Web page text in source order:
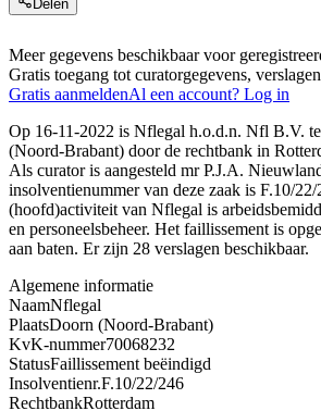
Delen
Meer gegevens beschikbaar voor
Gratis toegang tot curatorgegevens,
Gratis aanmeldenAl een account? Log in
Op 16-11-2022 is Nflegal h.o.d.n. Nfl B.V.
(Noord-Brabant) door de rechtbank in
Als curator is aangesteld mr P.J.A.
insolventienummer van deze zaak is F.10/
(hoofd)activiteit van Nflegal is
en personeelsbeheer. Het faillissement is
aan baten. Er zijn 28 verslagen beschikbaar.
Algemene informatie
NaamNflegal
PlaatsDoorn (Noord-Brabant)
KvK-nummer70068232
StatusFaillissement beëindigd
Insolventienr.F.10/22/246
RechtbankRotterdam